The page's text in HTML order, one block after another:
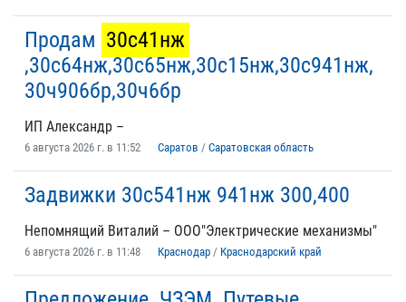
Продам 30с41нж
,30с64нж,30с65нж,30с15нж,30с941нж,
30ч906бр,30ч6бр
ИП Александр –
6 августа 2026 г. в 11:52 Саратов / Саратовская область
Задвижки 30с541нж 941нж 300,400
Непомнящий Виталий – ООО"Электрические механизмы"
6 августа 2026 г. в 11:48 Краснодар / Краснодарский край